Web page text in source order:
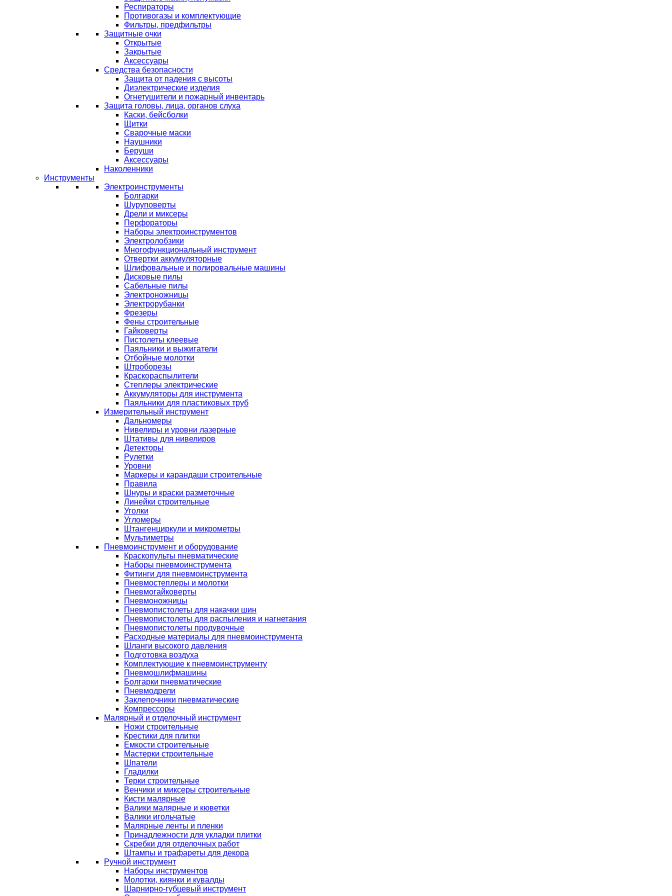
Респираторы
Противогазы и комплектующие
Фильтры, предфильтры
Защитные очки
Открытые
Закрытые
Аксессуары
Средства безопасности
Защита от падения с высоты
Диэлектрические изделия
Огнетушители и пожарный инвентарь
Защита головы, лица, органов слуха
Каски, бейсболки
Щитки
Сварочные маски
Наушники
Беруши
Аксессуары
Наколенники
Инструменты
Электроинструменты
Болгарки
Шуруповерты
Дрели и миксеры
Перфораторы
Наборы электроинструментов
Электролобзики
Многофункциональный инструмент
Отвертки аккумуляторные
Шлифовальные и полировальные машины
Дисковые пилы
Сабельные пилы
Электроножницы
Электрорубанки
Фрезеры
Фены строительные
Гайковерты
Пистолеты клеевые
Паяльники и выжигатели
Отбойные молотки
Штроборезы
Краскораспылители
Степлеры электрические
Аккумуляторы для инструмента
Паяльники для пластиковых труб
Измерительный инструмент
Дальномеры
Нивелиры и уровни лазерные
Штативы для нивелиров
Детекторы
Рулетки
Уровни
Маркеры и карандаши строительные
Правила
Шнуры и краски разметочные
Линейки строительные
Уголки
Угломеры
Штангенциркули и микрометры
Мультиметры
Пневмоинструмент и оборудование
Краскопульты пневматические
Наборы пневмоинструмента
Фитинги для пневмоинструмента
Пневмостеплеры и молотки
Пневмогайковерты
Пневмоножницы
Пневмопистолеты для накачки шин
Пневмопистолеты для распыления и нагнетания
Пневмопистолеты продувочные
Расходные материалы для пневмоинструмента
Шланги высокого давления
Подготовка воздуха
Комплектующие к пневмоинструменту
Пневмошлифмашины
Болгарки пневматические
Пневмодрели
Заклепочники пневматические
Компрессоры
Малярный и отделочный инструмент
Ножи строительные
Крестики для плитки
Емкости строительные
Мастерки строительные
Шпатели
Гладилки
Терки строительные
Венчики и миксеры строительные
Кисти малярные
Валики малярные и кюветки
Валики игольчатые
Малярные ленты и пленки
Принадлежности для укладки плитки
Скребки для отделочных работ
Штампы и трафареты для декора
Ручной инструмент
Наборы инструментов
Молотки, киянки и кувалды
Шарнирно-губцевый инструмент